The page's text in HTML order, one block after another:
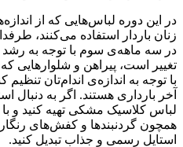
در این دوره لباس‌هایی که از
زنان باردار استفاده می‌کنند،
در سه ماهه‌ی سوم با توجه به رشد
تغییر است، پیراهن و شلوارهایی که
با توجه به اندازه‌ی اندام‌تان تنظیم
آخر بارداری هستند. اگر به دنبال
لباس کلاسیک مشکی تهیه کنید و
همچون گردنبندها و کفش‌های
استایل رسمی و جذاب تبدیل کنید.